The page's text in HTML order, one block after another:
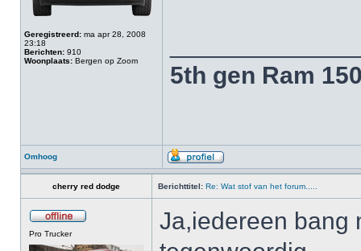
Geregistreerd: ma apr 28, 2008
23:18
Berichten: 910
Woonplaats: Bergen op Zoom
5th gen Ram
Omhoog
cherry red dodge Berichttitel: Re: Wat stof van het forum.....
Pro Trucker
Ja,iedereen bang